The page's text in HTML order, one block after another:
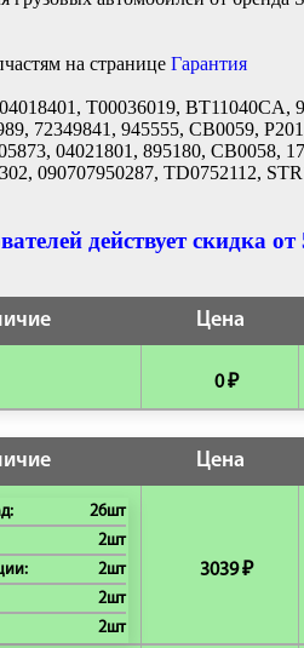
на странице Гарантия
T00036019, BT11040CA,
72349841, 945555, CB0059,
04021801, 895180, CB0058,
090707950287, TD0752112,
действует скидка
Цена
0 ₽
Цена
26шт
2шт
2шт
2шт
2шт
3039 ₽